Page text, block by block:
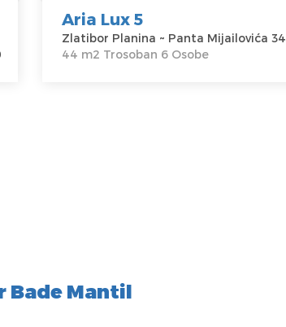
Mijailovića 34
Cena85 €
Aria Lux 5
Zlatibor Planina ~ Panta Mijailovića 34
44 m2 Trosoban 6 Osobe
Mantil